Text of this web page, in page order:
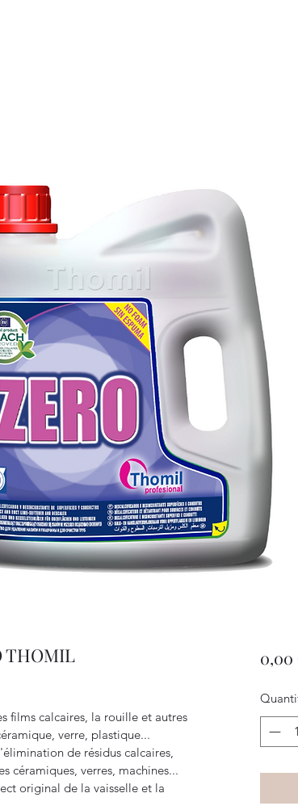
THOMIL
films calcaires, la rouille et autres
verre, plastique...
de résidus calcaires,
céramiques, verres, machines...
original de la vaisselle et la
0,00